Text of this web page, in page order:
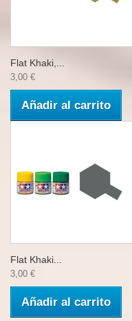
Flat Khaki,...
3,00 €
Añadir al carrito
Flat Khaki...
3,00 €
Añadir al carrito